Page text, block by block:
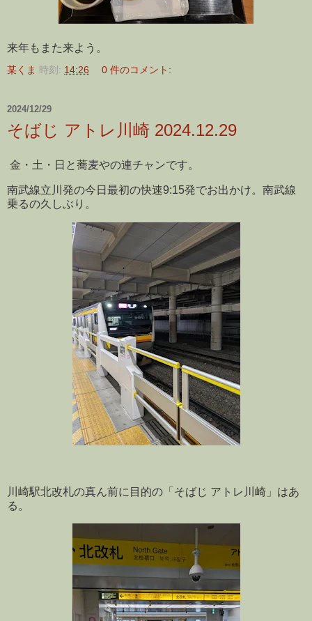
来年もまた来よう。
某くま 時刻: 14:26 0 件のコメント:
2024/12/29
そばじ アトレ川崎 2024.12.29
金・土・日と蕎麦やの連チャンです。
南武線立川発の今日最初の快速9:15発でお出かけ。南武線
乗るの久しぶり。
川崎駅北改札の真ん前に目的の「そばじ アトレ川崎」はあ
る。